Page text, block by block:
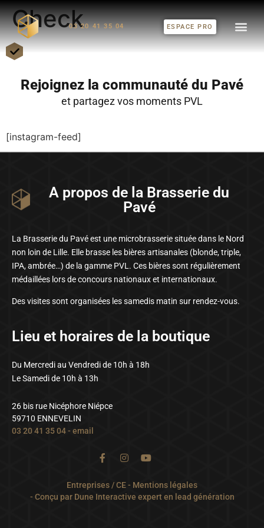
03 20 41 35 04 ESPACE PRO
Check
Rejoignez la communauté du Pavé
et partagez vos moments PVL
[instagram-feed]
A propos de la Brasserie du
Pavé
La Brasserie du Pavé est une microbrasserie située dans le Nord
non loin de Lille. Elle brasse les bières artisanales (blonde, triple,
IPA, ambrée…) de la gamme PVL. Ces bières sont régulièrement
médaillées lors de concours nationaux et internationaux.
Des visites sont organisées les samedis matin sur rendez-vous.
Lieu et horaires de la boutique
Du Mercredi au Vendredi de 10h à 18h
Le Samedi de 10h à 13h
26 bis rue Nicéphore Niépce
59710 ENNEVELIN
03 20 41 35 04- email
Entreprises / CE- Mentions légales
- Conçu par Dune Interactive expert en lead génération